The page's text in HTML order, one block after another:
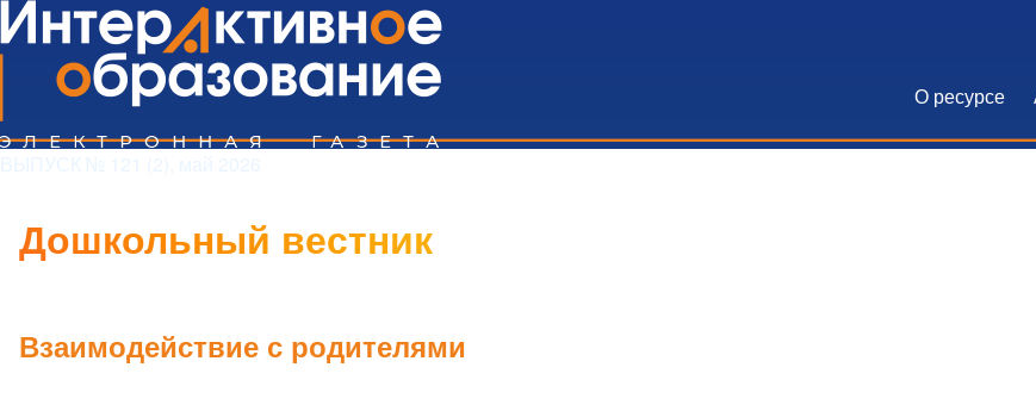
Close search
Поиск
О ресурсе
Дошкольный вестник
Взаимодействие с родителями